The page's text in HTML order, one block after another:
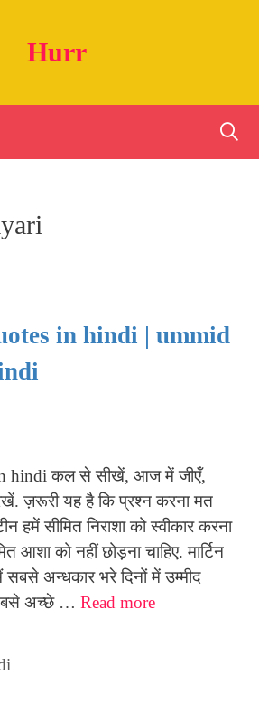
Hurr
in hindi | ummid
hindi कल से सीखें, आज में जीएँ,
ज़रूरी यह है कि प्रश्न करना मत
हमें सीमित निराशा को स्वीकार करना
आशा को नहीं छोड़ना चाहिए. मार्टिन
अन्धकार भरे दिनों में उम्मीद
अच्छे … Read more